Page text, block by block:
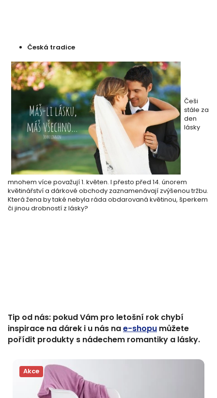
Česká tradice
Češi
stále za
den
lásky
mnohem více považují 1. květen. I přesto před 14. únorem
květinářství a dárkové obchody zaznamenávají zvýšenou tržbu.
Která žena by také nebyla ráda obdarovaná květinou, šperkem
či jinou drobností z lásky?
Tip od nás: pokud Vám pro letošní rok chybí
inspirace na dárek i u nás nae-shopu můžete
pořídit produkty s nádechem romantiky a lásky.
Akce